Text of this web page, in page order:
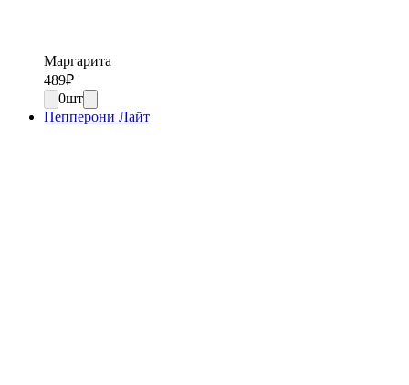
Маргарита
489₽
0шт
Пепперони Лайт